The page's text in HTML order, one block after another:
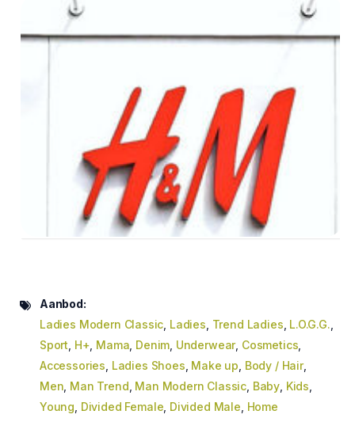
Aanbod:
Ladies Modern Classic Ladies Trend Ladies L.O.G.G.
Sport H+ Mama Denim Underwear, Cosmetics
Accessories Ladies Shoes Make up Body / Hair,
Men Man Trend Man Modern Classic Baby Kids
Young Divided Female Divided Male Home